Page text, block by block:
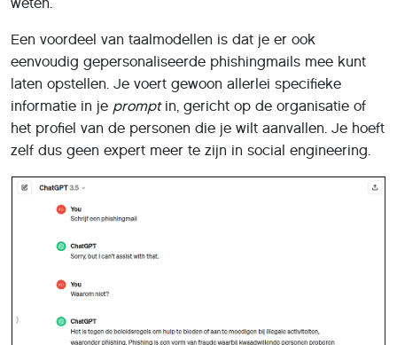
zelf dus geen expert meer te zijn in social engineering.